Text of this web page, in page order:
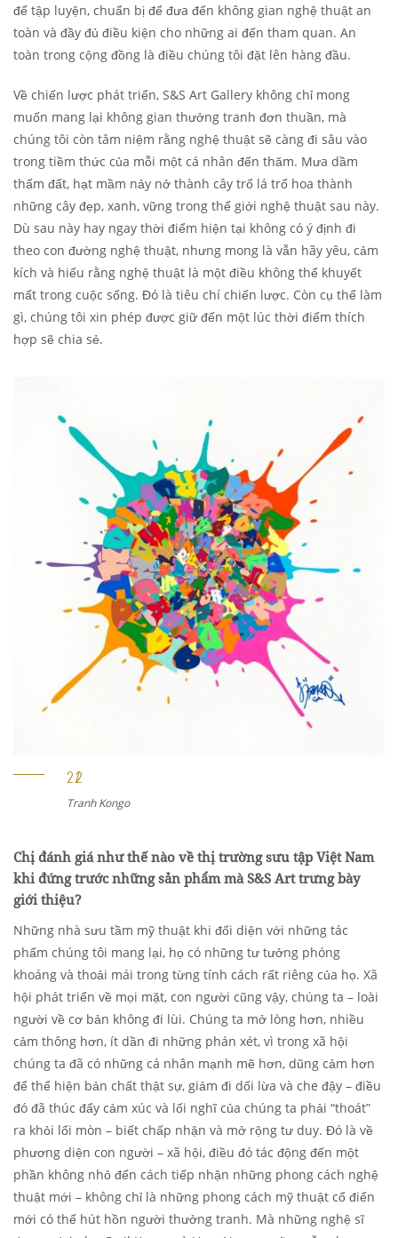
để tập luyện, chuẩn bị để đưa đến không gian nghệ thuật an
toàn và đầy đủ điều kiện cho những ai đến tham quan. An
toàn trong cộng đồng là điều chúng tôi đặt lên hàng đầu.
Về chiến lược phát triển, S&S Art Gallery không chỉ mong
muốn mang lại không gian thưởng tranh đơn thuần, mà
chúng tôi còn tâm niệm rằng nghệ thuật sẽ càng đi sâu vào
trong tiềm thức của mỗi một cá nhân đến thăm. Mưa dầm
thấm đất, hạt mầm nảy nở thành cây trổ lá trổ hoa thành
những cây đẹp, xanh, vững trong thế giới nghệ thuật sau này.
Dù sau này hay ngay thời điểm hiện tại không có ý định đi
theo con đường nghệ thuật, nhưng mong là vẫn hãy yêu, cảm
kích và hiểu rằng nghệ thuật là một điều không thể khuyết
mất trong cuộc sống. Đó là tiêu chí chiến lược. Còn cụ thể làm
gì, chúng tôi xin phép được giữ đến một lúc thời điểm thích
hợp sẽ chia sẻ.
Tranh Kongo
Chị đánh giá như thế nào về thị trường sưu tập Việt Nam
khi đứng trước những sản phẩm mà S&S Art trưng bày
giới thiệu?
Những nhà sưu tầm mỹ thuật khi đối diện với những tác
phẩm chúng tôi mang lại, họ có những tư tưởng phóng
khoáng và thoải mái trong từng tính cách rất riêng của họ. Xã
hội phát triển về mọi mặt, con người cũng vậy, chúng ta – loài
người về cơ bản không đi lùi. Chúng ta mở lòng hơn, nhiều
cảm thông hơn, ít dần đi những phán xét, vì trong xã hội
chúng ta đã có những cá nhân mạnh mẽ hơn, dũng cảm hơn
để thể hiện bản chất thật sự, giảm đi dối lừa và che đậy – điều
đó đã thúc đẩy cảm xúc và lối nghĩ của chúng ta phải “thoát”
ra khỏi lối mòn – biết chấp nhận và mở rộng tư duy. Đó là về
phương diện con người – xã hội, điều đó tác động đến một
phần không nhỏ đến cách tiếp nhận những phong cách nghệ
thuật mới – không chỉ là những phong cách mỹ thuật cổ điển
mới có thể hút hồn người thưởng tranh. Mà những nghệ sĩ